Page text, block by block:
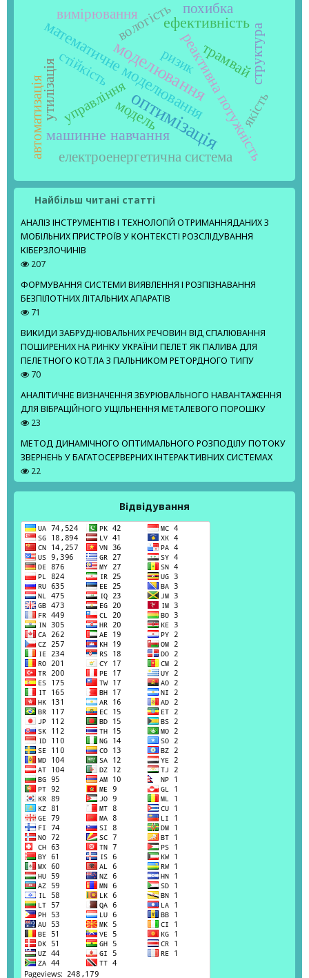
оптимізація
моделювання
математичне моделюванняреактивна потужність
ефективність
машинне навчання
модель
трамвай
вологість
ризик
управління
структура
стійкість
електроенергетична система
якість
автоматизація
вимірювання похибка
утилізація
Найбільш читані статті
АНАЛІЗ ІНСТРУМЕНТІВ І ТЕХНОЛОГІЙ ОТРИМАННЯДАНИХ З
МОБІЛЬНИХ ПРИСТРОЇВ У КОНТЕКСТІ РОЗСЛІДУВАННЯ
КІБЕРЗЛОЧИНІВ
207
ФОРМУВАННЯ СИСТЕМИ ВИЯВЛЕННЯ І РОЗПІЗНАВАННЯ
БЕЗПІЛОТНИХ ЛІТАЛЬНИХ АПАРАТІВ
71
ВИКИДИ ЗАБРУДНЮВАЛЬНИХ РЕЧОВИН ВІД СПАЛЮВАННЯ
ПОШИРЕНИХ НА РИНКУ УКРАЇНИ ПЕЛЕТ ЯК ПАЛИВА ДЛЯ
ПЕЛЕТНОГО КОТЛА З ПАЛЬНИКОМ РЕТОРДНОГО ТИПУ
70
АНАЛІТИЧНЕ ВИЗНАЧЕННЯ ЗБУРЮВАЛЬНОГО НАВАНТАЖЕННЯ
ДЛЯ ВІБРАЦІЙНОГО УЩІЛЬНЕННЯ МЕТАЛЕВОГО ПОРОШКУ
23
МЕТОД ДИНАМІЧНОГО ОПТИМАЛЬНОГО РОЗПОДІЛУ ПОТОКУ
ЗВЕРНЕНЬ У БАГАТОСЕРВЕРНИХ ІНТЕРАКТИВНИХ СИСТЕМАХ
22
Відвідування